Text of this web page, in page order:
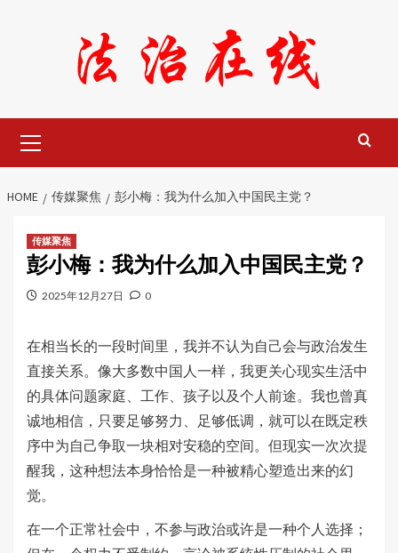
Menu
HOME 传媒聚焦 彭小梅：我为什么加入中国民主党？
传媒聚焦
彭小梅：我为什么加入中国民主党？
2025年12月27日 0
在相当长的一段时间里，我并不认为自己会与政治发生
直接关系。像大多数中国人一样，我更关心现实生活中
的具体问题家庭、工作、孩子以及个人前途。我也曾真
诚地相信，只要足够努力、足够低调，就可以在既定秩
序中为自己争取一块相对安稳的空间。但现实一次次提
醒我，这种想法本身恰恰是一种被精心塑造出来的幻
觉。
在一个正常社会中，不参与政治或许是一种个人选择；